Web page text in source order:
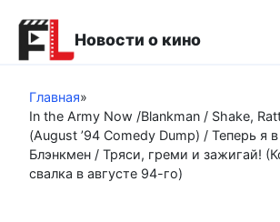
контенту
Новости о кино
Главная»
In the Army Now /Blankman / Shake,
(August ’94 Comedy Dump) / Теперь я
Блэнкмен / Тряси, греми и зажигай!
свалка в августе 94-го)